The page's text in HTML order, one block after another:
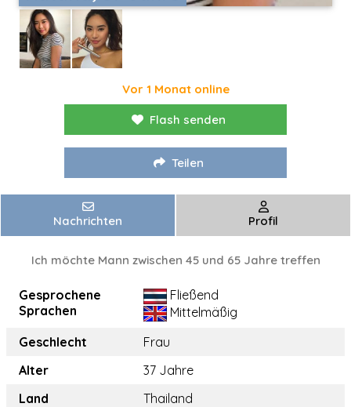
Vor 1 Monat online
Flash senden
Teilen
Nachrichten Profil
Ich möchte Mann zwischen 45 und 65 Jahre treffen
Gesprochene
Sprachen
Fließend
Mittelmäßig
Geschlecht
Frau
Alter
37 Jahre
Land
Thailand